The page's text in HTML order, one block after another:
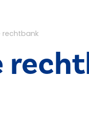
rechtbank